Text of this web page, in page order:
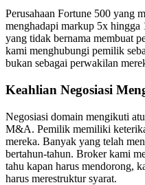
Perusahaan Fortune 500 yang
menghadapi markup 5x
yang tidak bernama membuat
kami menghubungi pemilik
bukan sebagai perwakilan
Keahlian Negosiasi
Negosiasi domain mengikuti
M&A. Pemilik memiliki
mereka. Banyak yang telah
bertahun-tahun. Broker kami
tahu kapan harus mendorong,
harus merestruktur syarat.